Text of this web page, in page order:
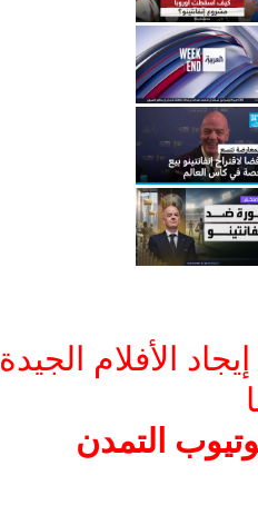
الأفلام الجيدة
التمدن